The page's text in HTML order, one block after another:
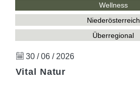
Wellness
Niederösterreich
Überregional
30 / 06 / 2026
Vital Natur